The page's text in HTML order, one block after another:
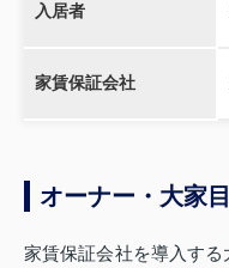
入居者
家賃保証会社
オーナー・大家
家賃保証会社を導入す